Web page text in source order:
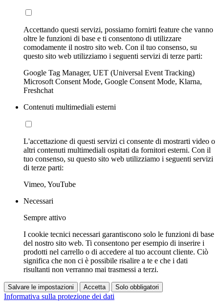
Accettando questi servizi, possiamo fornirti feature che vanno
oltre le funzioni di base e ti consentono di utilizzare
comodamente il nostro sito web. Con il tuo consenso, su
questo sito web utilizziamo i seguenti servizi di terze parti:
Google Tag Manager, UET (Universal Event Tracking)
Microsoft Consent Mode, Google Consent Mode, Klarna,
Freshchat
Contenuti multimediali esterni
L'accettazione di questi servizi ci consente di mostrarti video o
altri contenuti multimediali ospitati da fornitori esterni. Con il
tuo consenso, su questo sito web utilizziamo i seguenti servizi
di terze parti:
Vimeo, YouTube
Necessari
Sempre attivo
I cookie tecnici necessari garantiscono solo le funzioni di base
del nostro sito web. Ti consentono per esempio di inserire i
prodotti nel carrello o di accedere al tuo account cliente. Ciò
significa che non ci è possibile risalire a te e che i dati
risultanti non verranno mai trasmessi a terzi.
Salvare le impostazioni Accetta Solo obbligatori
Informativa sulla protezione dei dati